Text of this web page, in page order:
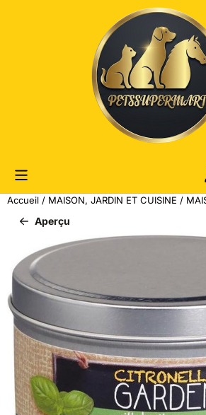
Les préférences de cookies sont
Accueil / MAISON, JARDIN ET CUISINE /
Aperçu